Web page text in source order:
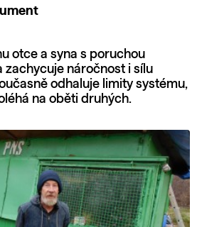
otce a syna s poruchou
náročnost i sílu
odhaluje limity systému,
na oběti druhých.